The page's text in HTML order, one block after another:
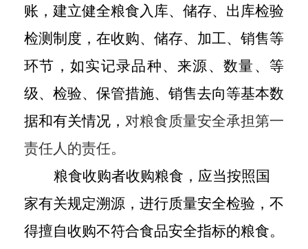
账，建立健全粮食入库、储存、出库检验
检测制度，在收购、储存、加工、销售等
环节，如实记录品种、来源、数量、等
级、检验、保管措施、销售去向等基本数
据和有关情况 ， 对粮食质量安全承担第一
责任人的责任。
粮食收购者收购粮食，应当按照国
家有关规定溯源，进行质量安全检验，不
得擅自收购不符合食品安全指标的粮食。